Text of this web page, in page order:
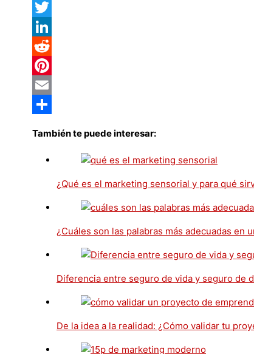
Facebook
Twitter
LinkedIn
Reddit
Pinterest
Email
También te puede interesar:
¿Qué es el marketing sensorial y para qué
¿Cuáles son las palabras más adecuadas en
Diferencia entre seguro de vida y seguro de
De la idea a la realidad: ¿Cómo validar tu